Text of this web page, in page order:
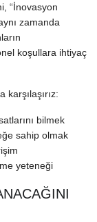
“İnovasyon
zamanda
koşullara ihtiyaç
bilmek
sahip olmak
yeteneği